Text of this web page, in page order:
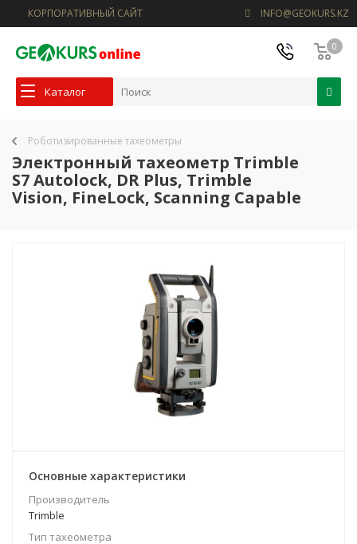
КОРПОРАТИВНЫЙ САЙТ INFO@GEOKURS.KZ
0
Каталог
Роботизированные тахеометры
Электронный тахеометр Trimble
S7 Autolock, DR Plus, Trimble
Vision, FineLock, Scanning Capable
Основные характеристики
Производитель
Trimble
Тип тахеометра